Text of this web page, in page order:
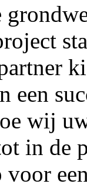
een
wij
in de
voor